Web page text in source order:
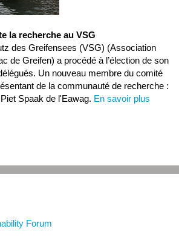
la recherche au VSG
des Greifensees (VSG) (Association
de Greifen) a procédé à l’élection de son
Un nouveau membre du comité
de la communauté de recherche :
Spaak de l'Eawag. En savoir plus
Forum